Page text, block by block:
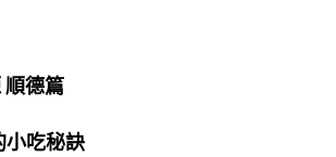
順德篇
小吃秘訣